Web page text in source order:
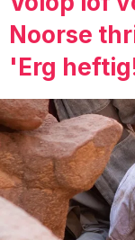
Noorse
'Erg